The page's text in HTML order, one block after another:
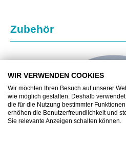
Produktgalerie überspringen
Zubehör
WIR VERWENDEN COOKIES
Wir möchten Ihren Besuch auf unserer
wie möglich gestalten. Deshalb
die für die Nutzung bestimmter
erhöhen die Benutzerfreundlichkeit und
Sie relevante Anzeigen schalten können.